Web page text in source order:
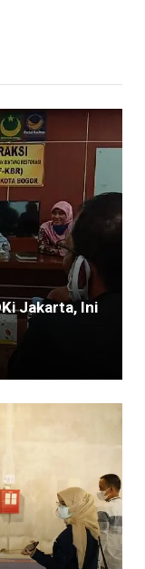
Jakarta, Ini